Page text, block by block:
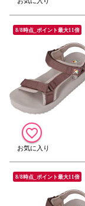
8/8時点_ポイント最大11倍
8/8時点_ポイント最大11倍